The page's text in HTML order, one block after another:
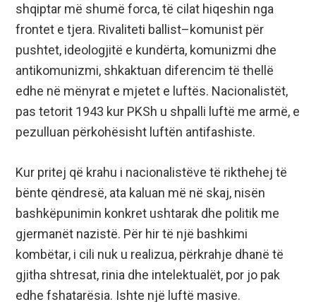
shqiptar më shumë forca, të cilat hiqeshin nga
frontet e tjera. Rivaliteti ballist–komunist për
pushtet, ideologjitë e kundërta, komunizmi dhe
antikomunizmi, shkaktuan diferencim të thellë
edhe në mënyrat e mjetet e luftës. Nacionalistët,
pas tetorit 1943 kur PKSh u shpalli luftë me armë, e
pezulluan përkohësisht luftën antifashiste.
Kur pritej që krahu i nacionalistëve të rikthehej të
bënte qëndresë, ata kaluan më në skaj, nisën
bashkëpunimin konkret ushtarak dhe politik me
gjermanët nazistë. Për hir të një bashkimi
kombëtar, i cili nuk u realizua, përkrahje dhanë të
gjitha shtresat, rinia dhe intelektualët, por jo pak
edhe fshatarësia. Ishte një luftë masive.